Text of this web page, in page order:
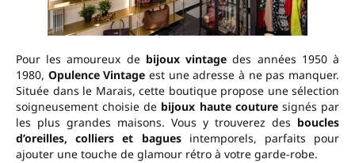
Pour les amoureux de bijoux vintage des années 1950 à
1980, Opulence Vintage est une adresse à ne pas manquer.
Située dans le Marais, cette boutique propose une sélection
soigneusement choisie de bijoux haute couturesignés par
les plus grandes maisons. Vous y trouverez des boucles
d’oreilles, colliers et baguesintemporels, parfaits pour
ajouter une touche de glamour rétro à votre garde-robe.